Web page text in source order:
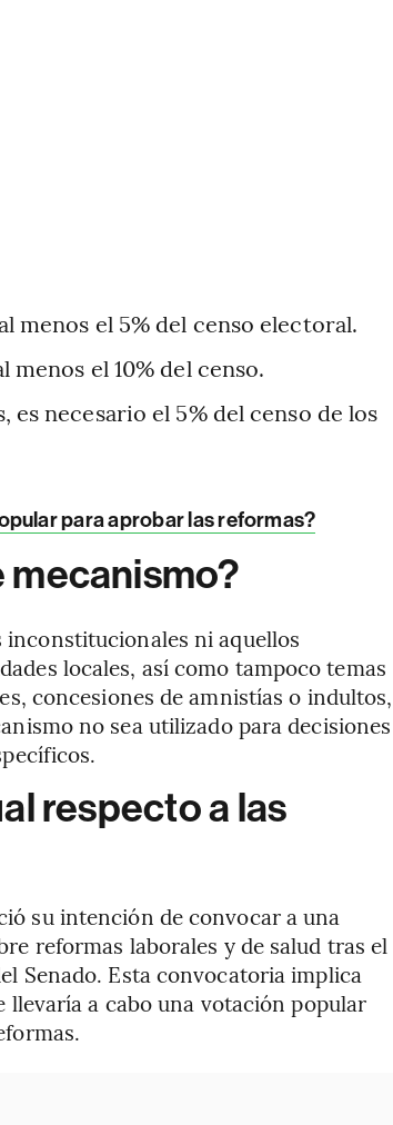
menos el 5% del censo electoral.
el 10% del censo.
necesario el 5% del censo de los
para aprobar las reformas?
mecanismo?
inconstitucionales ni aquellos
locales, así como tampoco temas
concesiones de amnistías o indultos,
no sea utilizado para decisiones
respecto a las
su intención de convocar a una
reformas laborales y de salud tras el
Senado. Esta convocatoria implica
llevaría a cabo una votación popular